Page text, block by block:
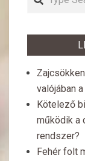
valójában
Kötelező
működik a
rendszer?
Fehér folt